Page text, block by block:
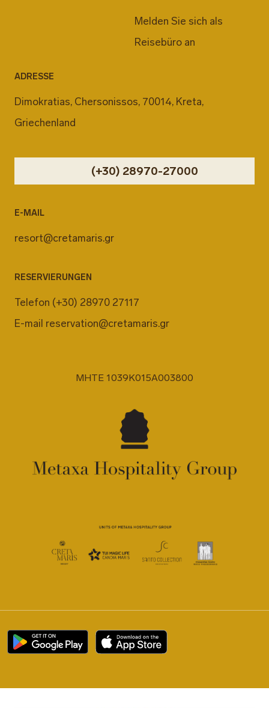
Melden Sie sich als
Reisebüro an
ADRESSE
Dimokratias, Chersonissos, 70014, Kreta,
Griechenland
(+30) 28970-27000
E-MAIL
resort@cretamaris.gr
RESERVIERUNGEN
Telefon (+30) 28970 27117
E-mail reservation@cretamaris.gr
MHTE 1039K015A003800